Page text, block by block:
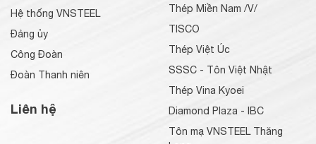
Hệ thống VNSTEEL
Đảng ủy
Công Đoàn
Đoàn Thanh niên
Liên hệ
Thép Miền Nam /V/
TISCO
Thép Việt Úc
SSSC - Tôn Việt Nhật
Thép Vina Kyoei
Diamond Plaza - IBC
Tôn mạ VNSTEEL Thăng